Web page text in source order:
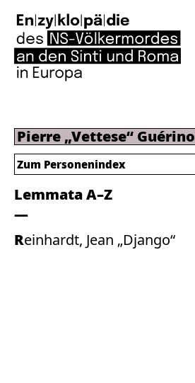
Pierre „Vettese“ Guérino
Lemmata A–Z
Reinhardt, Jean „Django“
Zum Personenindex